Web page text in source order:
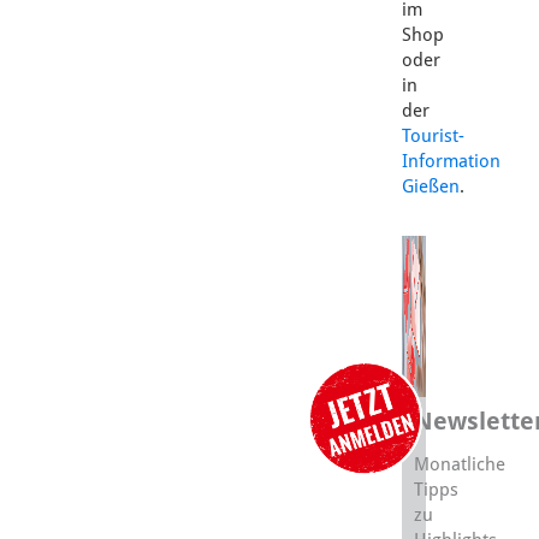
im
Shop
oder
in
der
Tourist-
Information
Gießen.
Monatliche
Tipps
zu